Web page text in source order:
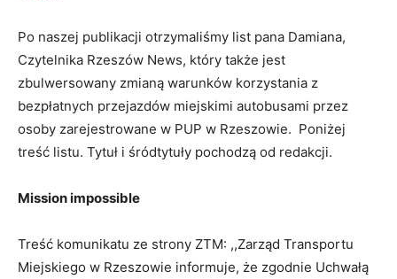
Po naszej publikacji otrzymaliśmy list pana Damiana,
Czytelnika Rzeszów News, który także jest
zbulwersowany zmianą warunków korzystania z
bezpłatnych przejazdów miejskimi autobusami przez
osoby zarejestrowane w PUP w Rzeszowie. Poniżej
treść listu. Tytuł i śródtytuły pochodzą od redakcji.
Mission impossible
Treść komunikatu ze strony ZTM: ,,Zarząd Transportu
Miejskiego w Rzeszowie informuje, że zgodnie Uchwałą